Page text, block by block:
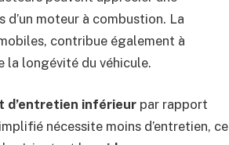
moteur à combustion. La
contribue également à
la longévité du véhicule.
d’entretien inférieur par rapport
nécessite moins d’entretien, ce